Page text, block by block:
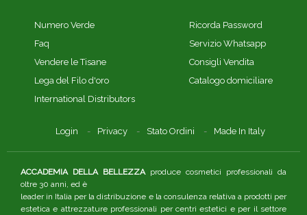
Numero Verde
Faq
Vendere le Tisane
Lega del Filo d'oro
International Distributors
Ricorda Password
Servizio Whatsapp
Consigli Vendita
Catalogo domiciliare
Login Privacy Stato Ordini Made In Italy
ACCADEMIA DELLA BELLEZZA produce cosmetici professionali da
oltre 30 anni, ed è
leader in Italia per la distribuzione e la consulenza relativa a prodotti per
estetica e attrezzature professionali per centri estetici e per il settore